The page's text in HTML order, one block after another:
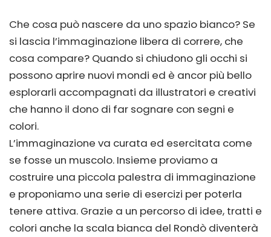
Che cosa può nascere da uno spazio bianco? Se
si lascia l’immaginazione libera di correre, che
cosa compare? Quando si chiudono gli occhi si
possono aprire nuovi mondi ed è ancor più bello
esplorarli accompagnati da illustratori e creativi
che hanno il dono di far sognare con segni e
colori.
L’immaginazione va curata ed esercitata come
se fosse un muscolo. Insieme proviamo a
costruire una piccola palestra di immaginazione
e proponiamo una serie di esercizi per poterla
tenere attiva. Grazie a un percorso di idee, tratti e
colori anche la scala bianca del Rondò diventerà